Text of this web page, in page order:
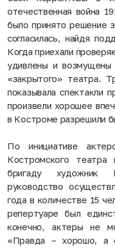
отечественная война
было принято решение
согласилась, найдя
Когда приехали
удивлены и
«закрытого» театра.
показывала спектакли
произвели хорошее
в Костроме разрешили
По инициативе
Костромского театра
бригаду художник
руководство
года в количестве 15
репертуаре был
конечно, актеры не
«Правда – хорошо, а